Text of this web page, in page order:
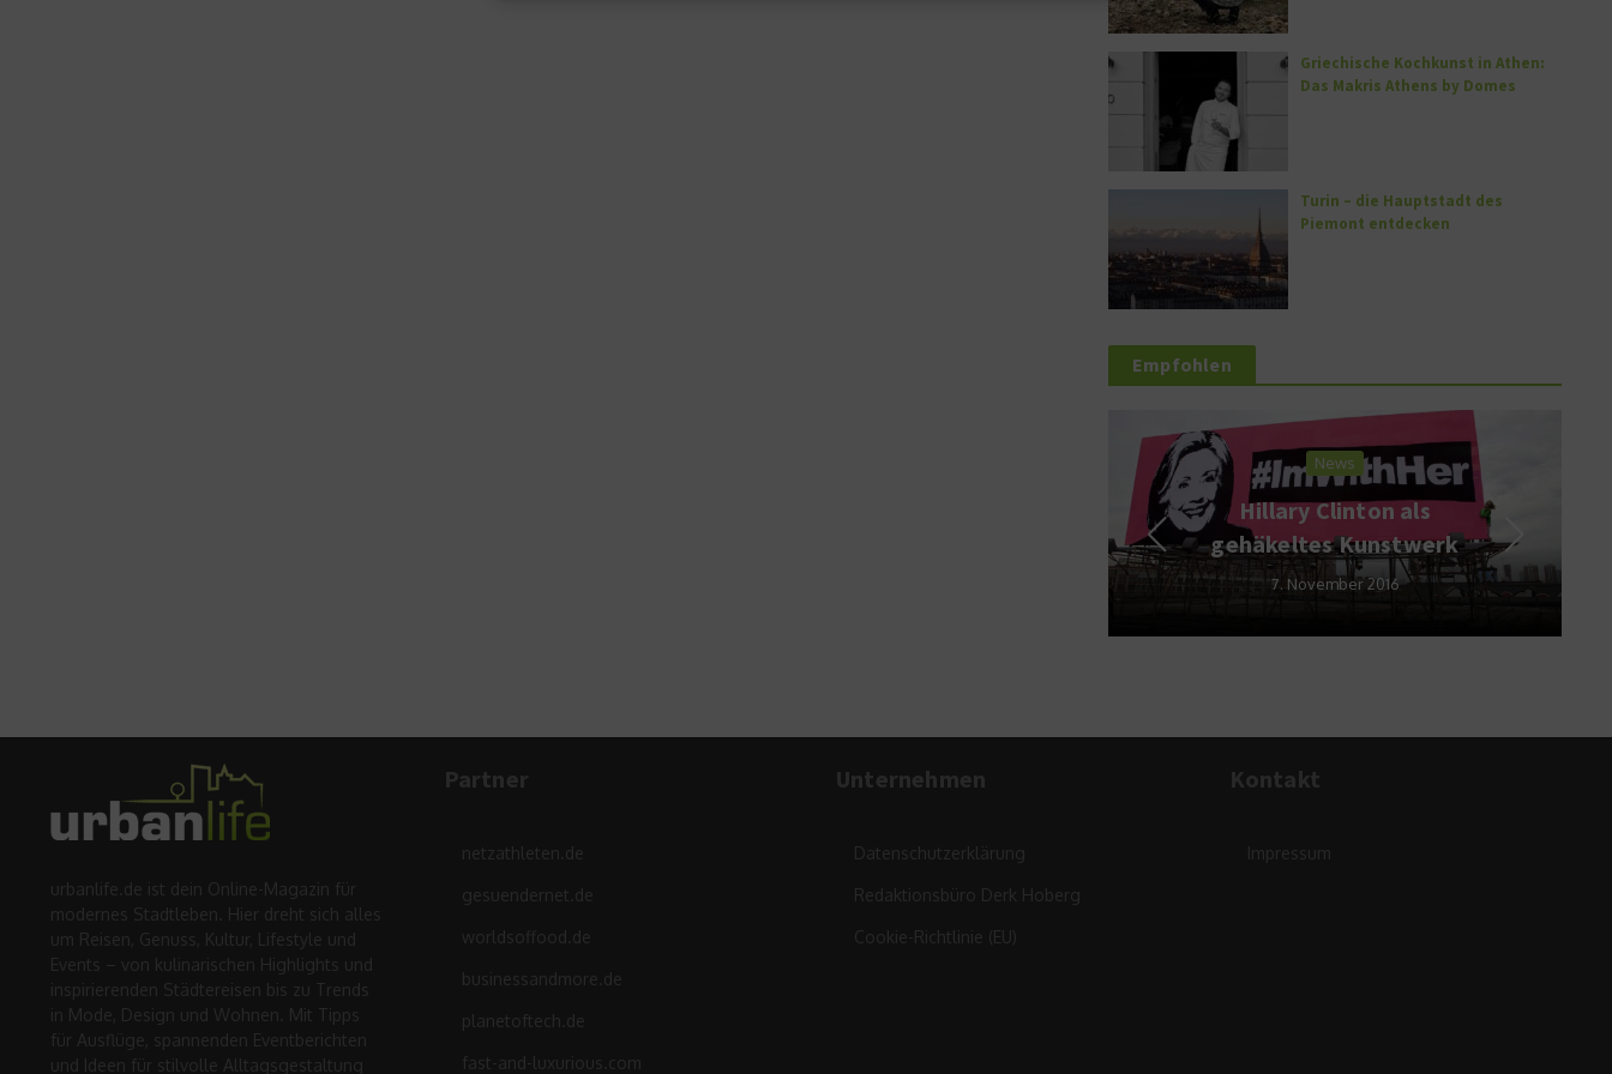
Griechische Kochkunst in Athen:
Das Makris Athens by Domes
Turin – die Hauptstadt des
Piemont entdecken
Empfohlen
News
Hillary Clinton als
gehäkeltes Kunstwerk
7. November 2016
urbanlife.de ist dein Online-Magazin für
modernes Stadtleben. Hier dreht sich alles
um Reisen, Genuss, Kultur, Lifestyle und
Events – von kulinarischen Highlights und
inspirierenden Städtereisen bis zu Trends
in Mode, Design und Wohnen. Mit Tipps
für Ausflüge, spannenden Eventberichten
und Ideen für stilvolle Alltagsgestaltung
Partner
netzathleten.de
gesuendernet.de
worldsoffood.de
businessandmore.de
planetoftech.de
fast-and-luxurious.com
Unternehmen
Datenschutzerklärung
Redaktionsbüro Derk Hoberg
Cookie-Richtlinie (EU)
Kontakt
Impressum